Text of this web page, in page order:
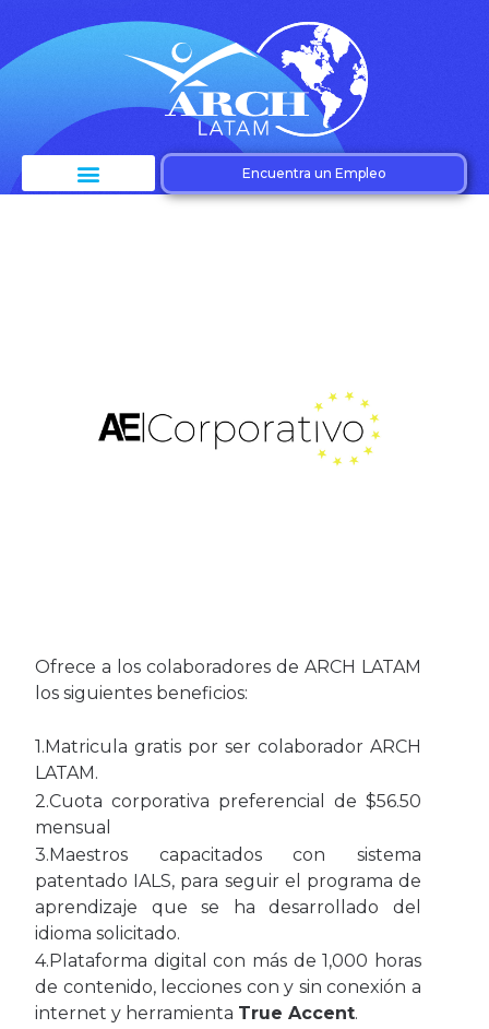
Encuentra un Empleo
Ofrece a los colaboradores de ARCH LATAM
los siguientes beneficios:
1.Matricula gratis por ser colaborador ARCH
LATAM.
2.Cuota corporativa preferencial de $56.50
mensual
3.Maestros capacitados con sistema
patentado IALS, para seguir el programa de
aprendizaje que se ha desarrollado del
idioma solicitado.
4.Plataforma digital con más de 1,000 horas
de contenido, lecciones con y sin conexión a
internet y herramienta TrueAccent.